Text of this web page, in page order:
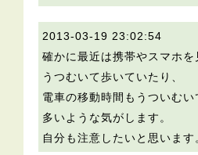
2013-03-19 23:02:54
確かに最近は携帯やスマホを
うつむいて歩いていたり、
電車の移動時間もうついむい
多いような気がします。
自分も注意したいと思います